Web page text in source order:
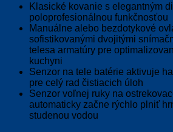
Klasické kovanie s elegantným
poloprofesionálnou funkčnosťou
Manuálne alebo bezdotykové
sofistikovanými dvojitými
telesa armatúry pre
kuchyni
Senzor na tele batérie aktivuje
pre celý rad čistiacich úloh
Senzor voľnej ruky na
automaticky začne rýchlo plniť
studenou vodou